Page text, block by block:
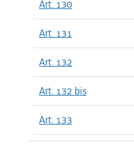
Art. 130
Art. 131
Art. 132
Art. 132 bis
Art. 133